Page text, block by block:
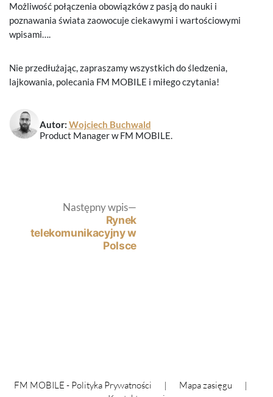
Możliwość połączenia obowiązków z pasją do nauki i
poznawania świata zaowocuje ciekawymi i wartościowymi
wpisami….
Nie przedłużając, zapraszamy wszystkich do śledzenia,
lajkowania, polecania FM MOBILE i miłego czytania!
Autor: Wojciech Buchwald
Product Manager w FM MOBILE.
Nawigacja
wpisu
Następny wpis
wpis:
Rynek
telekomunikacyjny w
Polsce
FM MOBILE - Polityka Prywatności | Mapa zasięgu
|